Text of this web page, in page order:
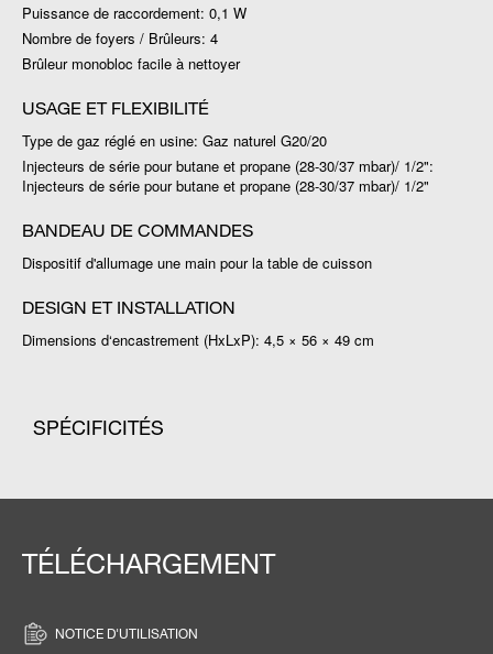
Puissance de raccordement: 0,1 W
Nombre de foyers / Brûleurs: 4
Brûleur monobloc facile à nettoyer
USAGE ET FLEXIBILITÉ
Type de gaz réglé en usine: Gaz naturel G20/20
Injecteurs de série pour butane et propane (28-30/37 mbar)/ 1/2":
Injecteurs de série pour butane et propane (28-30/37 mbar)/ 1/2"
BANDEAU DE COMMANDES
Dispositif d'allumage une main pour la table de cuisson
DESIGN ET INSTALLATION
Dimensions d‘encastrement (HxLxP): 4,5 × 56 × 49 cm
SPÉCIFICITÉS
TÉLÉCHARGEMENT
NOTICE D'UTILISATION